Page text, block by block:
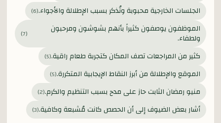
الجلسات الخارجية محبوبة وتُذكر بسبب الإطلالة والأجواء.(
6
)
الموظفون يوصفون كثيراً بأنهم بشوشون ومرحبون
ولطفاء. (
7
)
كثير من المراجعات تصف المكان كتجربة طعام راقية.(
5
)
الموقع والإطلالة من أبرز النقاط الإيجابية المتكررة.(
5
)
منيو رمضان الثابت حاز على مدح بسبب التنظيم والكرم.(
2
)
أشار بعض الضيوف إلى أن الحصص كانت مُشبعة وكافية.(
3
)